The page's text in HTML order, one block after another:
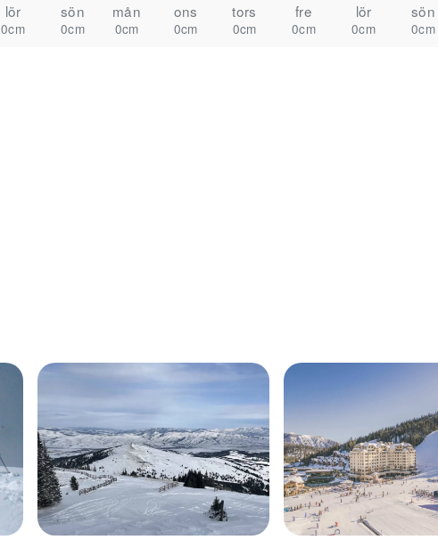
lör sön mån
0cm 0cm 0cm
ons tors fre lör sön
0cm 0cm 0cm 0cm 0cm